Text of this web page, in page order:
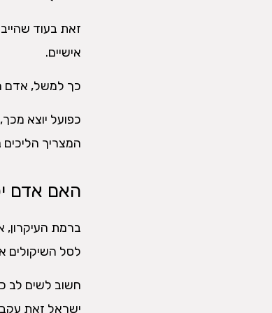
זאת בעוד
אישיים.
כך למשל, אדם
כפועל יוצא
המצריך הליכים
האם אדם
ברמת העיקרון,
לסל השיקולים
חשוב לשים לב
ישראל זאת עקב